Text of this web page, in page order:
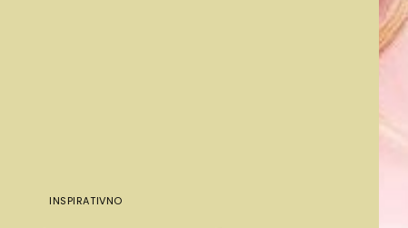
INSPIRATIVNO